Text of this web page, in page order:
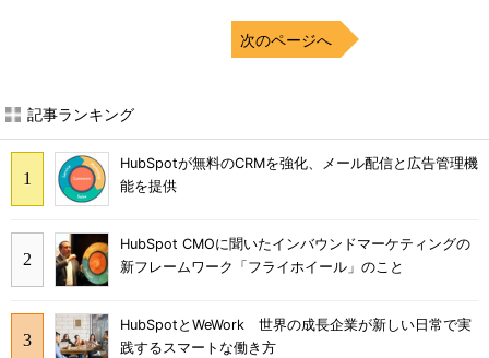
次のページへ
記事ランキング
HubSpotが無料のCRMを強化、メール配信と広告管理機
能を提供
HubSpot CMOに聞いたインバウンドマーケティングの
新フレームワーク「フライホイール」のこと
HubSpotとWeWork 世界の成長企業が新しい日常で実
践するスマートな働き方